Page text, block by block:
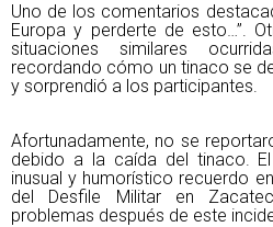
Uno de los comentarios
Europa y perderte de esto…”.
situaciones similares
recordando cómo un tinaco se
y sorprendió a los participantes.
Afortunadamente, no se
debido a la caída del tinaco.
inusual y humorístico recuerdo
del Desfile Militar en
problemas después de este